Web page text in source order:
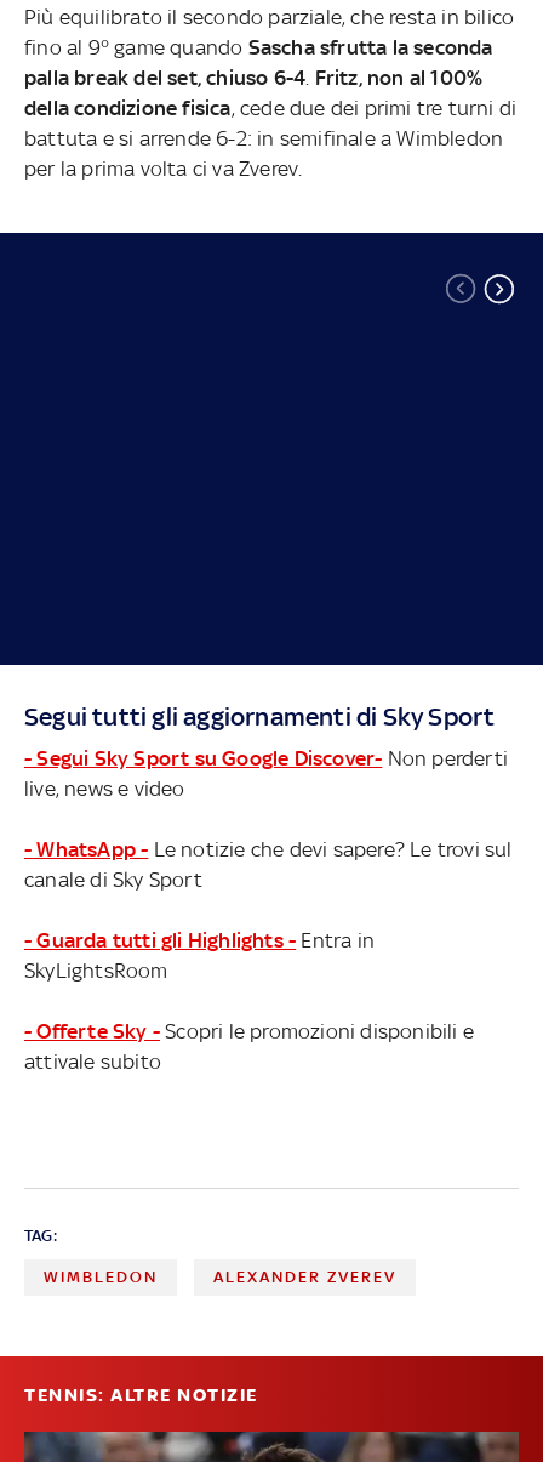
Più equilibrato il secondo parziale, che resta in bilico
fino al 9° game quando Sascha sfrutta la seconda
palla break del set, chiuso 6-4 Fritz, non al 100%
della condizione fisica, cede due dei primi tre turni di
battuta e si arrende 6-2: in semifinale a Wimbledon
per la prima volta ci va Zverev.
Segui tutti gli aggiornamenti di Sky Sport
- Segui Sky Sport su Google Discover- Non perderti
live, news e video
- WhatsApp - Le notizie che devi sapere? Le trovi sul
canale di Sky Sport
- Guarda tutti gli Highlights - Entra in
SkyLightsRoom
- Offerte Sky - Scopri le promozioni disponibili e
attivale subito
TAG:
WIMBLEDON ALEXANDER ZVEREV
TENNIS: ALTRE NOTIZIE